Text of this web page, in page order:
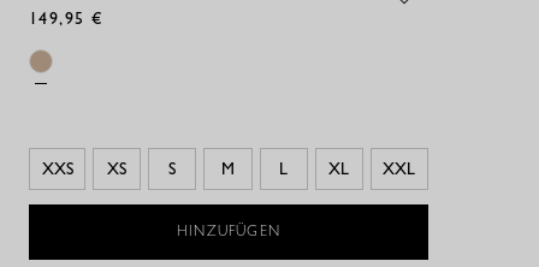
149,95 €
XXS XS S M L XL XXL
HINZUFÜGEN